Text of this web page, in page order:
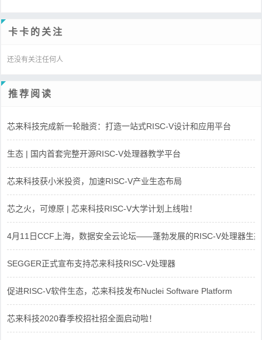
卡卡的关注
还没有关注任何人
推荐阅读
芯来科技完成新一轮融资：打造一站式RISC-V设计和应用平台
生态 | 国内首套完整开源RISC-V处理器教学平台
芯来科技获小米投资，加速RISC-V产业生态布局
芯之火，可燎原 | 芯来科技RISC-V大学计划上线啦！
4月11日CCF上海，数据安全云论坛——蓬勃发展的RISC-V处理器生态
SEGGER正式宣布支持芯来科技RISC-V处理器
促进RISC-V软件生态，芯来科技发布Nuclei Software Platform
芯来科技2020春季校招社招全面启动啦！